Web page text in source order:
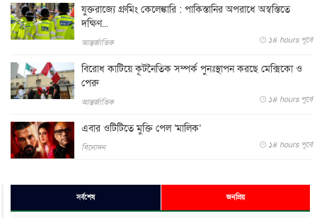
যুক্তরাজ্যে গ্রুমিং কেলেঙ্কারি : পাকিস্তানির অপরাধে অস্বস্তিতে
দক্ষিণ...
আন্তর্জাতিক ১৪ hours পূর্বে
বিরোধ কাটিয়ে কূটনৈতিক সম্পর্ক পুনঃস্থাপন করছে মেক্সিকো ও
পেরু
আন্তর্জাতিক ১৪ hours পূর্বে
এবার ওটিটিতে মুক্তি পেল ‘মালিক’
বিনোদন ১৪ hours পূর্বে
সর্বশেষ জনপ্রিয়